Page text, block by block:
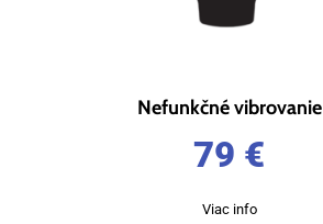
Nefunkčné vibrovanie
79 €
Viac info